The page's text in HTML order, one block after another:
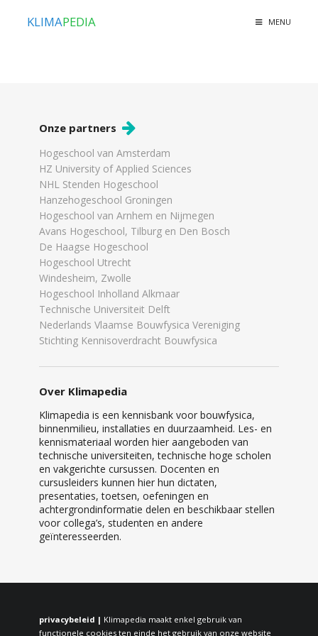
KLIMAPEDIA MENU
Onze partners
Hogeschool van Amsterdam
HZ University of Applied Sciences
NHL Stenden Hogeschool
Hanzehogeschool Groningen
Hogeschool van Arnhem en Nijmegen
Avans Hogeschool, Tilburg en Den Bosch
De Haagse Hogeschool
Hogeschool Utrecht
Windesheim, Zwolle
Hogeschool Inholland Alkmaar
Technische Universiteit Delft
Nederlands Vlaamse Bouwfysica Vereniging
Stichting Kennisoverdracht Bouwfysica
Over Klimapedia
Klimapedia is een kennisbank voor bouwfysica,
binnenmilieu, installaties en duurzaamheid. Les- en
kennismateriaal worden hier aangeboden van
technische universiteiten, technische hoge scholen
en vakgerichte cursussen. Docenten en
cursusleiders kunnen hier hun dictaten,
presentaties, toetsen, oefeningen en
achtergrondinformatie delen en beschikbaar stellen
voor collega’s, studenten en andere
geïnteresseerden.
privacybeleid | Klimapedia maakt enkel gebruik van
functionele cookies ten einde het gebruik van onze website